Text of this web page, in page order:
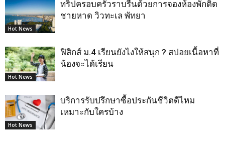
Hot News
ทริปครอบครัวราบรื่นด้วยการจองห้องพักติด
ชายหาด วิวทะเล พัทยา
Hot News
ฟิสิกส์ ม.4 เรียนยังไงให้สนุก ? สปอยเนื้อหาที่
น้องจะได้เรียน
Hot News
บริการรับปรึกษาซื้อประกันชีวิตดีไหม
เหมาะกับใครบ้าง